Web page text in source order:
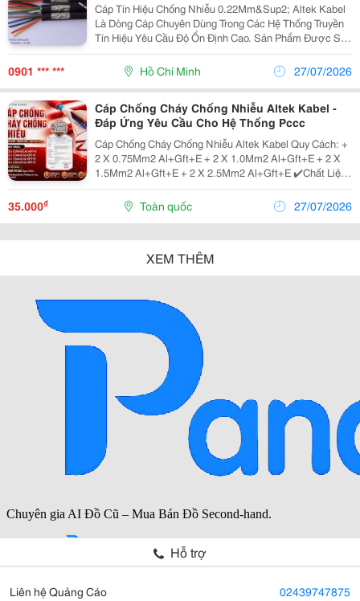
Cáp Tín Hiệu Chống Nhiễu 0.22Mm&Sup2; Altek Kabel
Là Dòng Cáp Chuyên Dùng Trong Các Hệ Thống Truyền
Tín Hiệu Yêu Cầu Độ Ổn Định Cao. Sản Phẩm Được Sử
Dụng Rộng Rãi Trong Các Nhà Máy, Tủ Điện Điều Khiển,
Hệ Thống Tự Động Hóa Và Các Công Trình Công...
0901 *** *** Hồ Chí Minh 27/07/2026
Cáp Chống Cháy Chống Nhiễu Altek Kabel -
Đáp Ứng Yêu Cầu Cho Hệ Thống Pccc
Cáp Chống Cháy Chống Nhiễu Altek Kabel Quy Cách: +
2 X 0.75Mm2 Al+Gft+E + 2 X 1.0Mm2 Al+Gft+E + 2 X
1.5Mm2 Al+Gft+E + 2 X 2.5Mm2 Al+Gft+E ✔️Chất Liệu
Lszh Giảm Khói Độc Hại Và Bảo Vệ Sức Khỏe Người
Dân ✔️ Chống Nhiễu Điện Từ Hiệu Quả Và...
35.000₫ Toàn quốc 27/07/2026
XEM THÊM
Hỗ trợ
Liên hệ Quảng Cáo 02439747875